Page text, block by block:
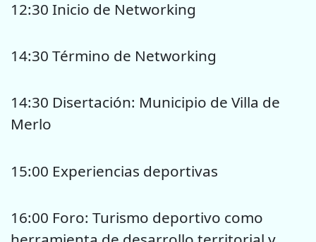
12:30 Inicio de Networking
14:30 Término de Networking
14:30 Disertación: Municipio de Villa de
Merlo
15:00 Experiencias deportivas
16:00 Foro: Turismo deportivo como